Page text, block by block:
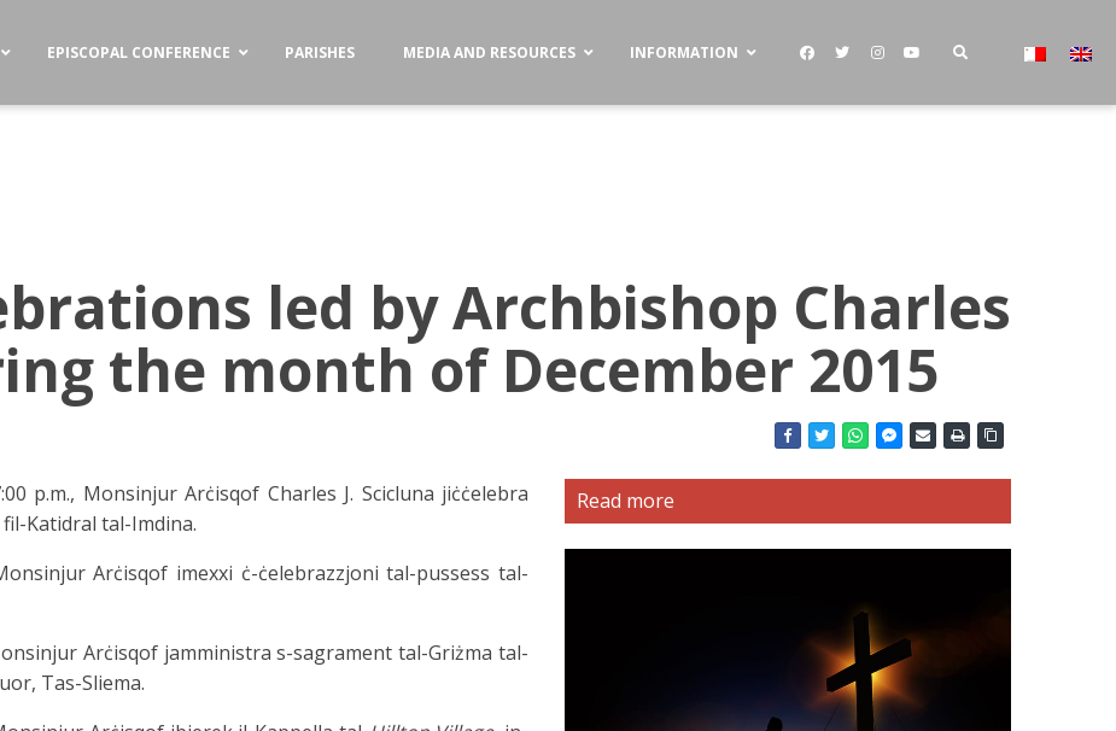
EPISCOPAL CONFERENCE PARISHES MEDIA AND RESOURCES INFORMATION
led by Archbishop Charles
the month of December 2015
p.m., Monsinjur Arċisqof Charles J. Scicluna jiċċelebra
Katidral tal-Imdina.
Arċisqof imexxi ċ-ċelebrazzjoni tal-pussess tal-
Arċisqof jamministra s-sagrament tal-Griżma tal-
Tas-Sliema.
Read more